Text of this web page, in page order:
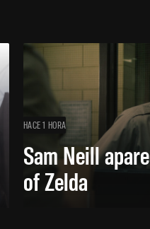
HACE 1 HORA
Sam Neill
of Zelda